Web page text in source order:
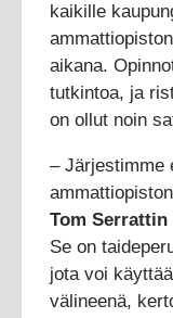
kaikille
aikana.
tutkintoa, ja
on ollut noin
– Järjestimme
Tom Serrattin
Se on
jota voi
välineenä,